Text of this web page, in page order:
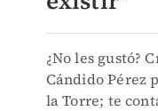
¿No les gustó?
Cándido Pérez
la Torre; te